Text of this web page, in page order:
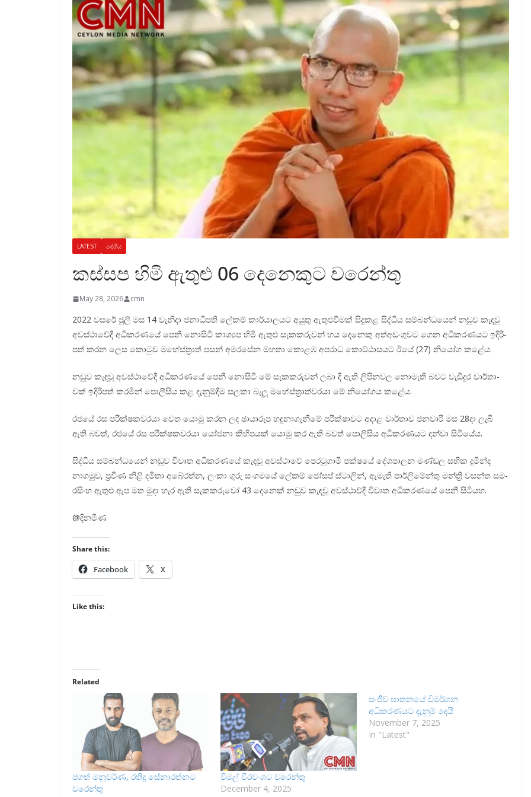
LATEST දේශීය
කස්සප හිමි ඇතුළු 06 දෙනෙකුට වරෙන්තු
May 28, 2026 cmn
2022 වසරේ ජූලි මස 14 වැනිදා ජනා­ධි­පති ලේකම් කාර්යා­ල­යට අයුතු ඇතු­ළු­වී­මක් සිදු­කළ සිද්ධිය සම්බ­න්ධ­යෙන් නඩුව කැඳවූ
අව­ස්ථා­වේදී අධි­ක­ර­ණයේ පෙනී නොසිටි කාශ්‍යප හිමි ඇතුළු සැක­ක­රු­වන් හය දෙනෙකු අත්අ­ඩං­ගු­වට ගෙන අධි­ක­ර­ණ­යට ඉදි­රි­
පත් කරන ලෙස කොටුව මහේ­ස්ත්‍රාත් පසන් අම­ර­සේන මහතා කොළඹ අප­රාධ කොට්ඨා­ස­යට ඊයේ (27) නියෝග කළේය.
නඩුව කැඳවූ අව­ස්ථා­වේදී අධි­ක­ර­ණයේ පෙනී නොසිටි මේ සැක­ක­රු­වන් ලබා දී ඇති ලිපි­න­වල නොමැති බවට වැඩි­දුර වාර්තා­
වක් ඉදි­රි­පත් කර­මින් පොලී­සිය කළ දැනු­ම්දීම සලකා බැලූ මහේ­ස්ත්‍රා­ත්ව­රයා මේ නියෝ­ගය කළේය.
රජයේ රස පරී­ක්ෂ­ක­ව­රයා වෙත යොමු කරන ලද ඡායා­රූප හඳු­නා­ගැ­නීමේ පරී­ක්ෂා­වට අදාළ වාර්තාව ජන­වාරි මස 28දා ලැබී
ඇති බවත්, රජයේ රස පරී­ක්ෂ­ක­ව­රයා යෝජනා කිහි­ප­යක් යොමු කර ඇති බවත් පොලි­සිය අධි­ක­ර­ණ­යට දන්වා සිටි­යේය.
සිද්ධිය සම්බ­න්ධ­යෙන් නඩුව විවෘත අධි­ක­ර­ණයේ කැඳවූ අව­ස්ථාවේ පෙර­ටු­ගාමී පක්ෂයේ දේශ­පා­ලන මණ්ඩල සභික දුමින්ද
නාග­මුව, ප්‍රවීණ නිළි දමිතා අබේ­රත්න, ලංකා ගුරු සංග­මයේ ලේකම් ජෝසප් ස්ටාලින්, ඇමැති පාර්ලි­මේන්තු මන්ත්‍රි වසන්ත සම­
ර­සිංහ ඇතුළු ඇප මත මුදා හැර ඇති සැක­ක­රුවෝ 43 දෙනෙක් නඩුව කැඳවූ අව­ස්ථාව්දී විවෘත අධි­ක­ර­ණයේ පෙනී සිටි­යහ.
@දිනමිණ
Share this:
Facebook X
Like this:
Related
ජගත් මනු­වර්ණ, රතිදු සේනා­රත්නට
වරෙන්තු
විමල් වීර­වංශට වරෙන්තු
December 4, 2025
සංජීව ඝාතනයේ විමර්ශන
අධිකරණයට දැනුම් දෙයි
November 7, 2025
In "Latest"